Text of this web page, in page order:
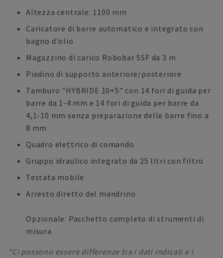
Altezza centrale: 1100 mm
Caricatore di barre automatico e integrato con
bagno d'olio
Magazzino di carico Robobar SSF da 3 m
Piedino di supporto anteriore/posteriore
Tamburo "HYBRIDE 10+5" con 14 fori di guida per
barre da 1-4 mm e 14 fori di guida per barre da
4,1-10 mm senza preparazione delle barre fino a
8 mm
Quadro elettrico di comando
Gruppo idraulico integrato da 25 litri con filtro
Testata mobile
Arresto diretto del mandrino
Opzionale: Pacchetto completo di strumenti di
misura
*Ci possono essere differenze tra i dati indicati e i